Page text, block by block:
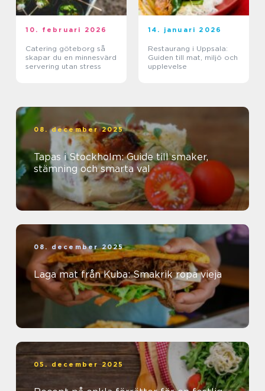
10. februari 2026
Catering göteborg så
skapar du en minnesvärd
servering utan stress
14. januari 2026
Restaurang i Uppsala:
Guiden till mat, miljö och
upplevelse
08. december 2025
Tapas i Stockholm: Guide till smaker,
stämning och smarta val
08. december 2025
Laga mat från Kuba: Smakrik ropa vieja
05. december 2025